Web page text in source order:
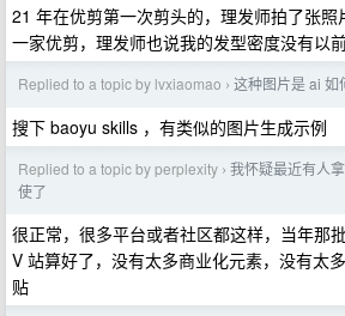
21 年在优剪第一次剪头的，理发师拍了张
一家优剪，理发师也说我的发型密度没有以
Replied to a topic by lvxiaomao › 这种图片是 ai 如
搜下 baoyu skills ，有类似的图片生成示例
Replied to a topic by perplexity › 我怀疑最近有人
使了
很正常，很多平台或者社区都这样，当年那
V 站算好了，没有太多商业化元素，没有太
贴